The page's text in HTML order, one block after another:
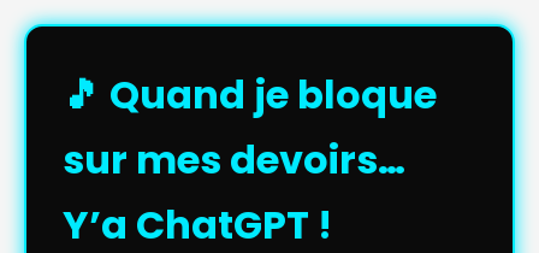
🎵 Quand je bloque
sur mes devoirs…
Y’a ChatGPT !